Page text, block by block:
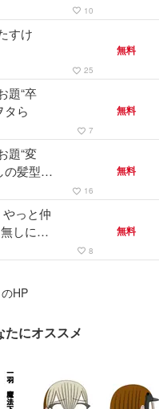
favorite_border 10
すけ
favorite_border 25
無料
題“卒
タら
favorite_border 7
無料
題“変
の髪型が
favorite_border 16
無料
っと仲
しにな
favorite_border 8
無料
HP
たにオススメ